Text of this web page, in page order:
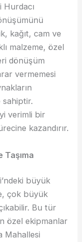
kağıt, cam ve
malzeme, özel
dönüşüm
vermemesi
sahiptir.
verimli bir
kazandırır.
Taşıma
büyük
çok büyük
Bu tür
özel ekipmanlar
Mahallesi